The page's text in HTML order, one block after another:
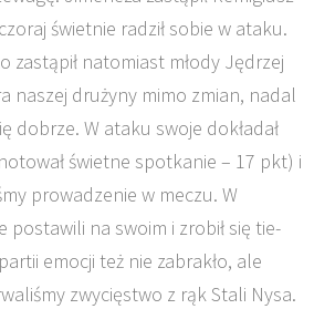
świetnie radził sobie w ataku.
zastąpił natomiast młody Jędrzej
naszej drużyny mimo zmian, nadal
dobrze. W ataku swoje dokładał
świetne spotkanie – 17 pkt) i
prowadzenie w meczu. W
postawili na swoim i zrobił się tie-
emocji też nie zabrakło, ale
zwycięstwo z rąk Stali Nysa.